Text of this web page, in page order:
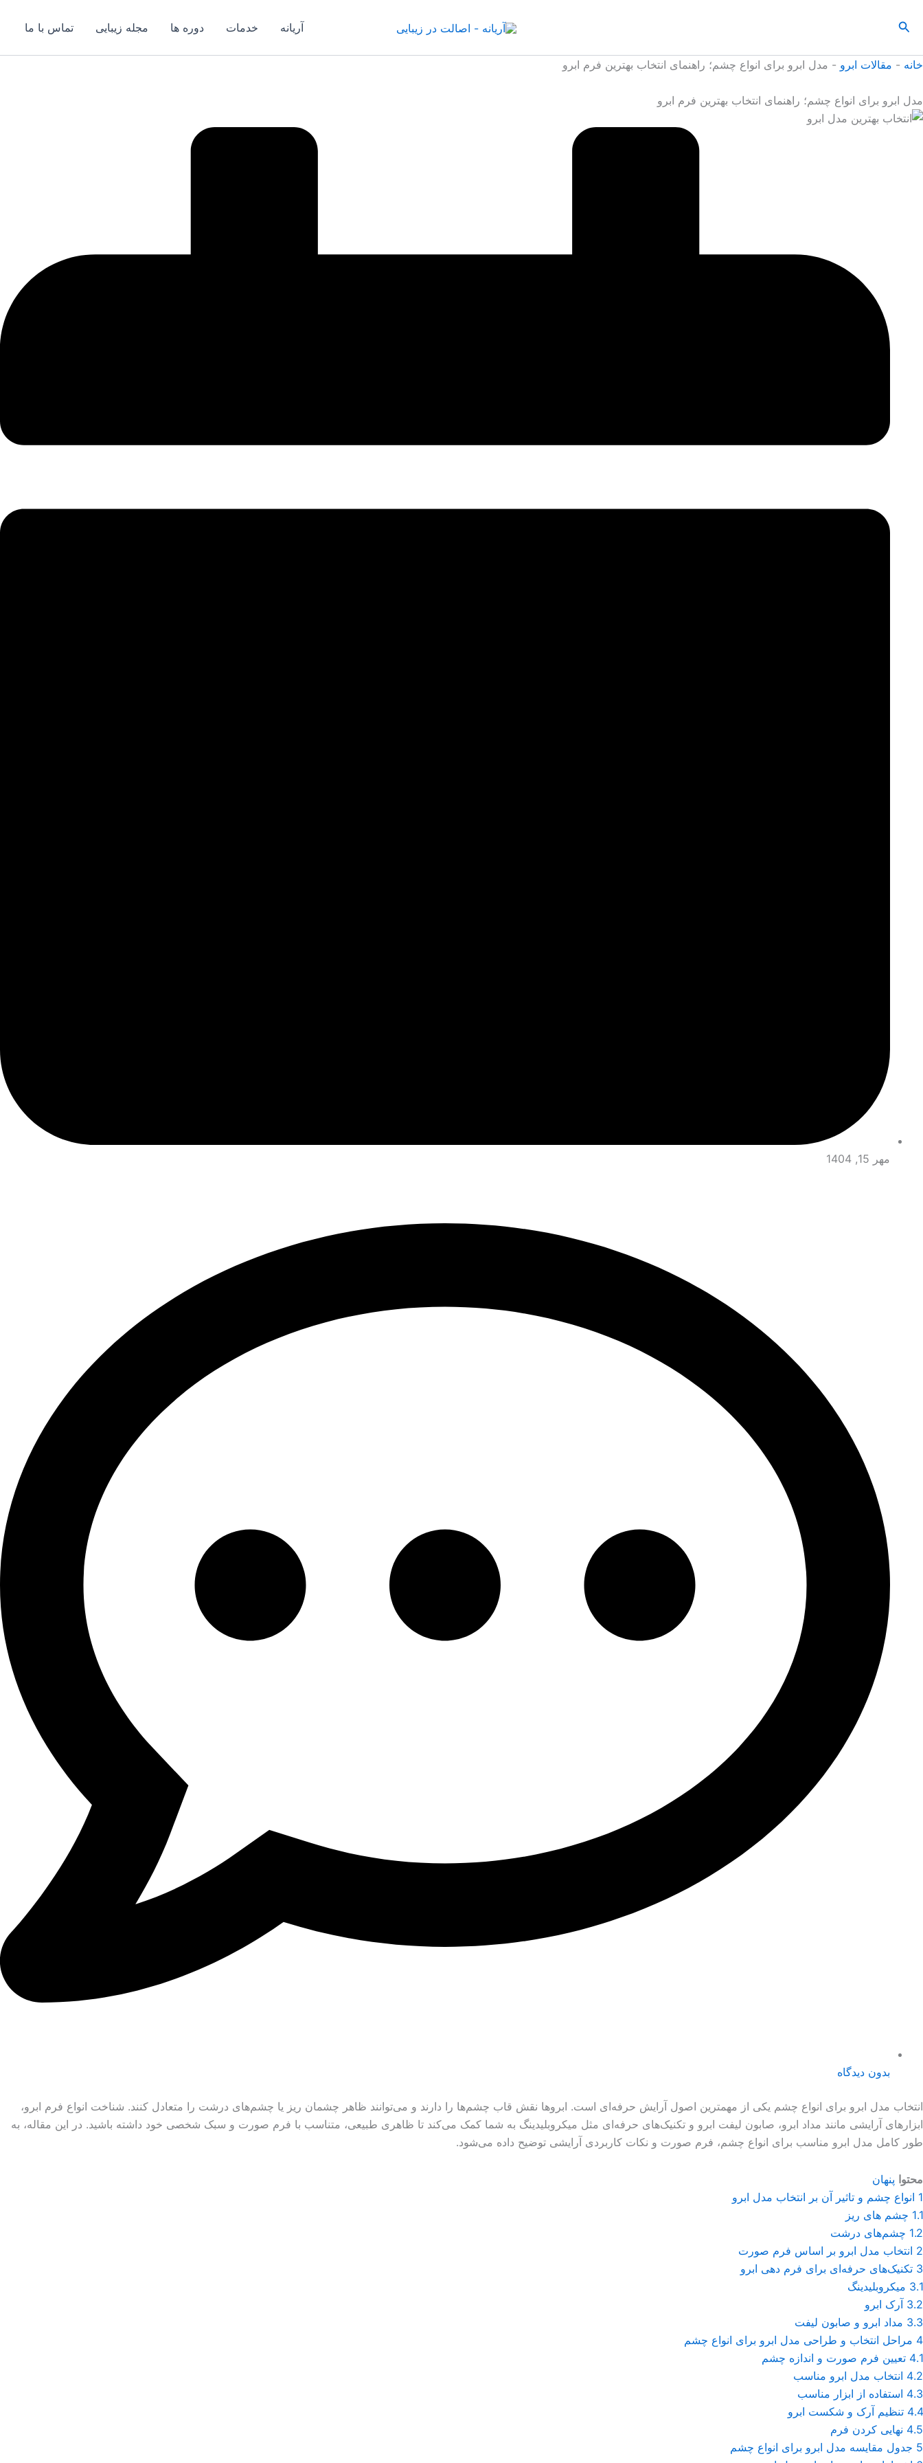
جستجو آریانه خدمات دوره ها مجله زیبایی تماس با ما
خانه - مقالات ابرو - مدل ابرو برای انواع چشم؛ راهنمای انتخاب بهترین فرم ابرو
مدل ابرو برای انواع چشم؛ راهنمای انتخاب بهترین فرم ابرو
مهر 15, 1404
بدون دیدگاه
انتخاب مدل ابرو برای انواع چشم یکی از مهمترین اصول آرایش حرفه‌ای است. ابروها نقش قاب چشم‌ها را دارند و می‌توانند ظاهر چشمان ریز یا چشم‌های درشت را متعادل کنند. شناخت انواع فرم ابرو،
ابزارهای آرایشی مانند مداد ابرو، صابون لیفت ابرو و تکنیک‌های حرفه‌ای مثل میکروبلیدینگ به شما کمک می‌کند تا ظاهری طبیعی، متناسب با فرم صورت و سبک شخصی خود داشته باشید. در این مقاله، به
طور کامل مدل ابرو مناسب برای انواع چشم، فرم صورت و نکات کاربردی آرایشی توضیح داده می‌شود.
محتوا پنهان
1 انواع چشم و تاثیر آن بر انتخاب مدل ابرو
1.1 چشم های ریز
1.2 چشم‌های درشت
2 انتخاب مدل ابرو بر اساس فرم صورت
3 تکنیک‌های حرفه‌ای برای فرم دهی ابرو
3.1 میکروبلیدینگ
3.2 آرک ابرو
3.3 مداد ابرو و صابون لیفت
4 مراحل انتخاب و طراحی مدل ابرو برای انواع چشم
4.1 تعیین فرم صورت و اندازه چشم
4.2 انتخاب مدل ابرو مناسب
4.3 استفاده از ابزار مناسب
4.4 تنظیم آرک و شکست ابرو
4.5 نهایی کردن فرم
5 جدول مقایسه مدل ابرو برای انواع چشم